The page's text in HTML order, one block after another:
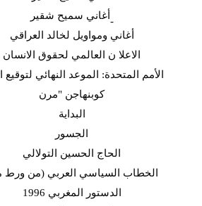
أغاني ومواويل لخالد العراقي
الاعلا ن العالمي لحقوق الانسان
الأمم المتحدة: الموعد النهائي لتوقيع
كوبنهاجن "مرن
البداية
الجسور
الحاج الحسين التولالي
(الخطاب السياسي العربي (من ورط
الدستور المغربي 1996